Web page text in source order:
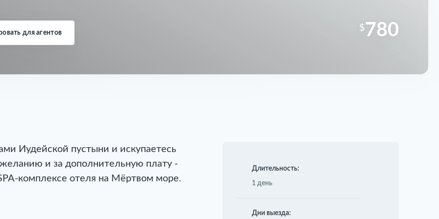
$780
для агентов
Иудейской пустыни и искупаетесь
и за дополнительную плату -
комплексе отеля на Мёртвом море.
Длительность:
1 день
Дни выезда: